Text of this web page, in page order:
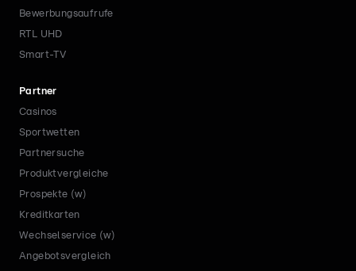
Bewerbungsaufrufe
RTL UHD
Smart-TV
Partner
Casinos
Sportwetten
Partnersuche
Produktvergleiche
Prospekte (w)
Kreditkarten
Wechselservice (w)
Angebotsvergleich